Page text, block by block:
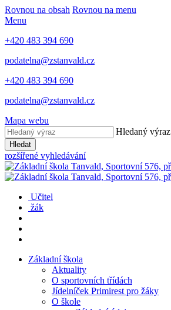
Rovnou na obsah Rovnou na menu
Menu
+420 483 394 690
podatelna@zstanvald.cz
+420 483 394 690
podatelna@zstanvald.cz
Mapa webu
Hledaný výraz
Hledat
rozšířené vyhledávání
Učitel
žák
Základní škola
Aktuality
O sportovních třídách
Jídelníček Primirest pro žáky
O škole